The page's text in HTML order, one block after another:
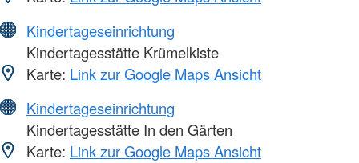
Kindertageseinrichtung
Kindertagesstätte Krümelkiste
Karte: Link zur Google Maps Ansicht
Kindertageseinrichtung
Kindertagesstätte In den Gärten
Karte: Link zur Google Maps Ansicht